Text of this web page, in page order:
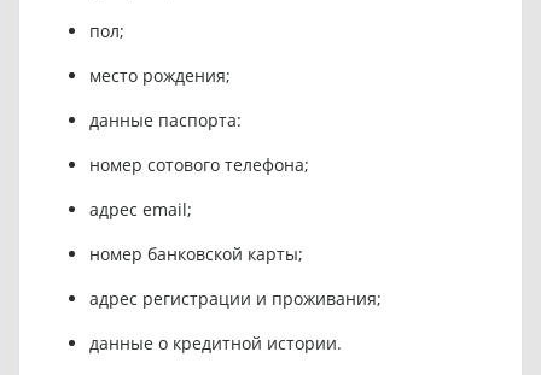
пол;
место рождения;
данные паспорта:
номер сотового телефона;
адрес email;
номер банковской карты;
адрес регистрации и проживания;
данные о кредитной истории.